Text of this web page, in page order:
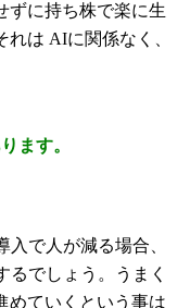
ずに持ち株で楽に生
は AIに関係なく、
ます。
で人が減る場合、
でしょう。うまく
めていくという事は